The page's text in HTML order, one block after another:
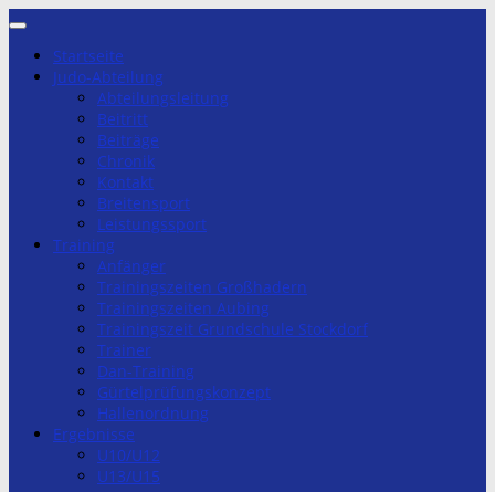
Zum
springenStartseite
Judo-Abteilung
Abteilungsleitung
Beitritt
Beiträge
Chronik
Kontakt
Breitensport
Leistungssport
Training
Anfänger
Trainingszeiten Großhadern
Trainingszeiten Aubing
Trainingszeit Grundschule Stockdorf
Trainer
Dan-Training
Gürtelprüfungskonzept
Hallenordnung
Ergebnisse
U10/U12
U13/U15